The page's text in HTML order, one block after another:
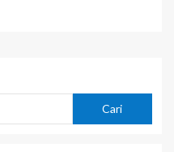
Cari